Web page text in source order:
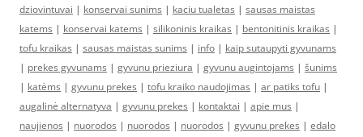
dziovintuvai | konservai sunims | kaciu tualetas | sausas maistas
katems | konservai katems | silikoninis kraikas | bentonitinis kraikas |
tofu kraikas | sausas maistas sunims | info | kaip sutaupyti gyvunams
| prekes gyvunams | gyvunu prieziura | gyvunu augintojams | šunims
| katėms | gyvunu prekes | tofu kraiko naudojimas | ar patiks tofu |
augalinė alternatyva | gyvunu prekes | kontaktai | apie mus |
naujienos | nuorodos | nuorodos | nuorodos | gyvunu prekes | edalo